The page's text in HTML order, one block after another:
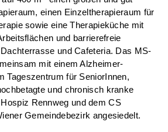
einen Einzeltherapieraum für
sowie eine Therapieküche mit
und barrierefreie
und Cafeteria. Das MS-
mit einem Alzheimer-
Tageszentrum für SeniorInnen,
und chronisch kranke
Rennweg und dem CS
Gemeindebezirk angesiedelt.